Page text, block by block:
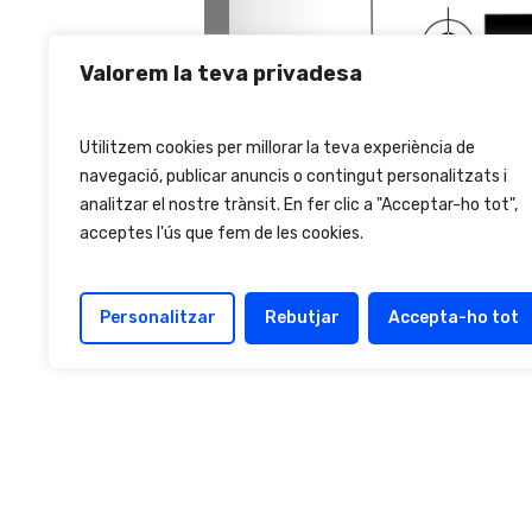
Valorem la teva privadesa
Utilitzem cookies per millorar la teva experiència de
navegació, publicar anuncis o contingut personalitzats i
analitzar el nostre trànsit. En fer clic a "Acceptar-ho tot",
acceptes l'ús que fem de les cookies.
Personalitzar Rebutjar Accepta-ho tot